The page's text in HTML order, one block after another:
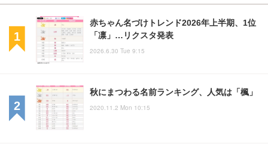
赤ちゃん名づけトレンド2026年上半期、1位
「凛」…リクスタ発表
2026.6.30 Tue 9:15
秋にまつわる名前ランキング、人気は「楓」
2020.11.2 Mon 10:15